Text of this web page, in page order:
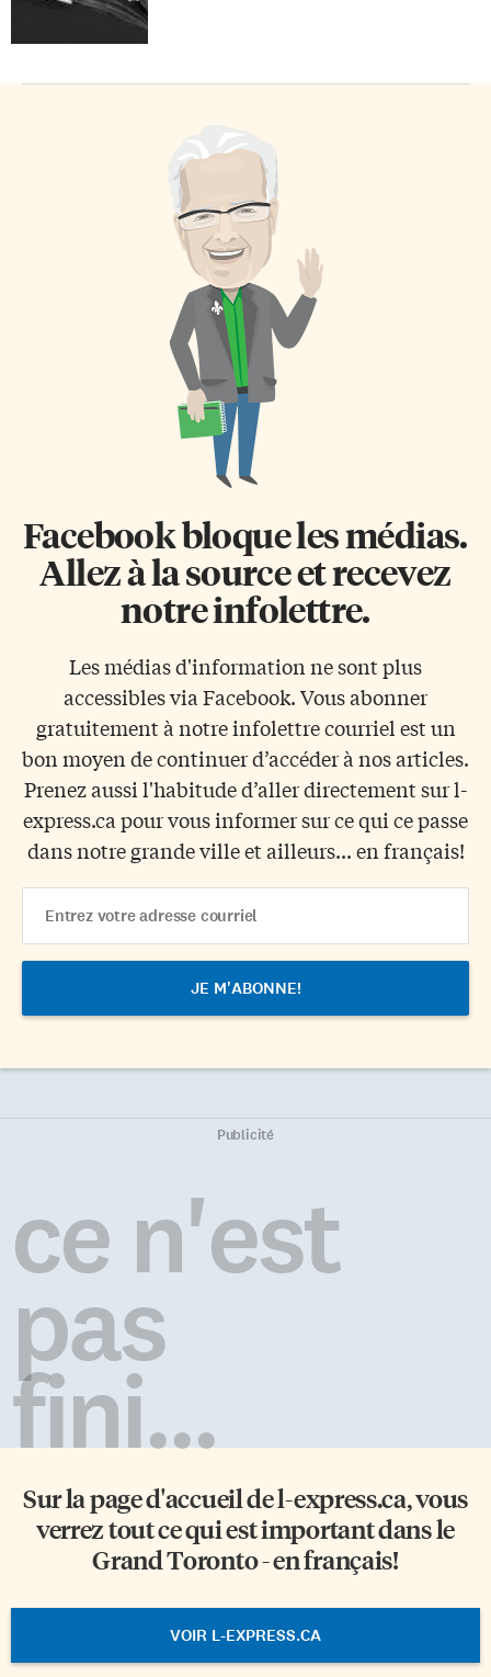
Facebook bloque les médias.
Allez à la source et recevez
notre infolettre.
Les médias d'information ne sont plus
accessibles via Facebook. Vous abonner
gratuitement à notre infolettre courriel est un
bon moyen de continuer d’accéder à nos articles.
Prenez aussi l'habitude d’aller directement sur l-
express.ca pour vous informer sur ce qui ce passe
dans notre grande ville et ailleurs... en français!
Address
Publicité
ce n'est
pas
fini...
Sur la page d'accueil del-express.ca, vous
verrez tout ce qui est important dans le
Grand Toronto - en français!
VOIR L-EXPRESS.CA